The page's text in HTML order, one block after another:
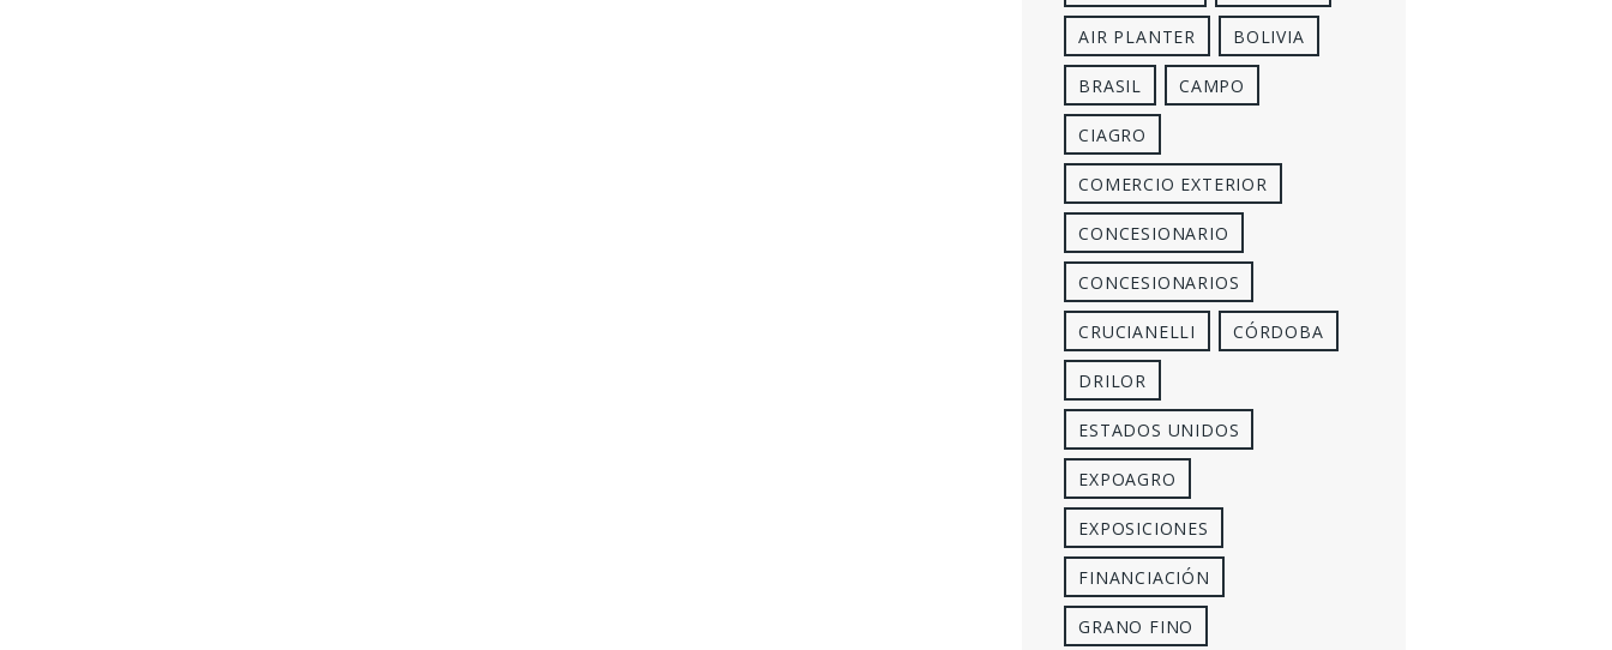
AIR PLANTER BOLIVIA
BRASIL CAMPO
CIAGRO
COMERCIO EXTERIOR
CONCESIONARIO
CONCESIONARIOS
CRUCIANELLI CÓRDOBA
DRILOR
ESTADOS UNIDOS
EXPOAGRO
EXPOSICIONES
FINANCIACIÓN
GRANO FINO